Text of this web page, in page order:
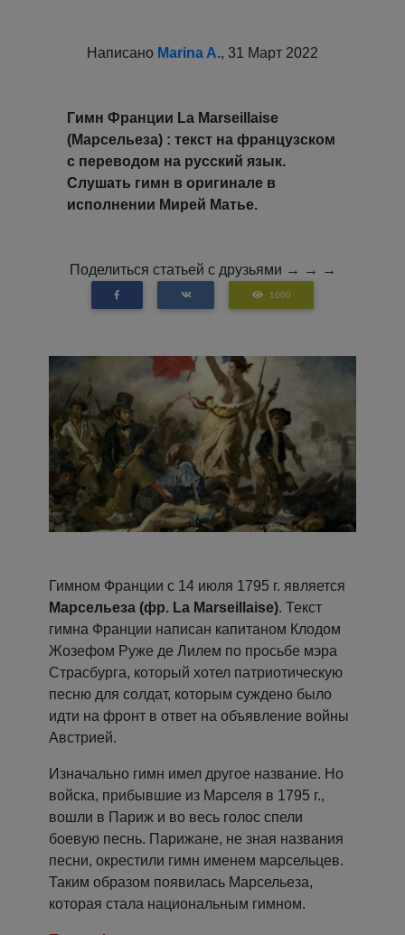
Написано Marina A., 31 Март 2022
Гимн Франции La Marseillaise
(Марсельеза) : текст на французском
с переводом на русский язык.
Слушать гимн в оригинале в
исполнении Мирей Матье.
Поделиться статьей с друзьями → → →
1000
Гимном Франции с 14 июля 1795 г. является
Марсельеза (фр. La Marseillaise). Текст
гимна Франции написан капитаном Клодом
Жозефом Руже де Лилем по просьбе мэра
Страсбурга, который хотел патриотическую
песню для солдат, которым суждено было
идти на фронт в ответ на объявление войны
Австрией.
Изначально гимн имел другое название. Но
войска, прибывшие из Марселя в 1795 г.,
вошли в Париж и во весь голос спели
боевую песнь. Парижане, не зная названия
песни, окрестили гимн именем марсельцев.
Таким образом появилась Марсельеза,
которая стала национальным гимном.